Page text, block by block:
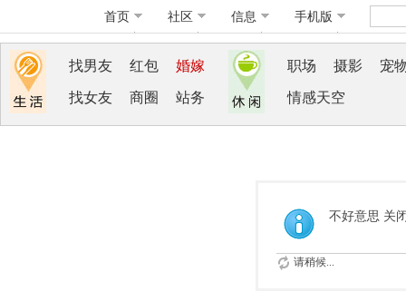
首页 社区 信息 手机版
找男友 红包 婚嫁
找女友 商圈 站务
职场 摄影 宠
情感天空
不好意思 关
请稍候...